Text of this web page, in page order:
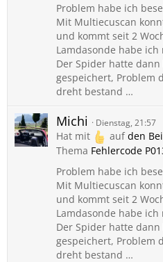
Problem habe ich
Mit Multiecuscan
und kommt seit 2
Lamdasonde habe
Der Spider hatte
gespeichert, Problem
dreht bestand …
Michi Dienstag, 21:57
Hat mit aufden
Thema Fehlercode
Problem habe ich
Mit Multiecuscan
und kommt seit 2
Lamdasonde habe
Der Spider hatte
gespeichert, Problem
dreht bestand …